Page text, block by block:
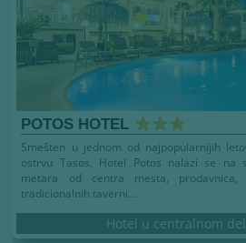
POTOS HOTEL
Smešten u jednom od najpopularnijih
ostrvu Tasos, Hotel Potos nalazi se na
metara od centra mesta,
tradicionalnih taverni...
Hotel u centralnom